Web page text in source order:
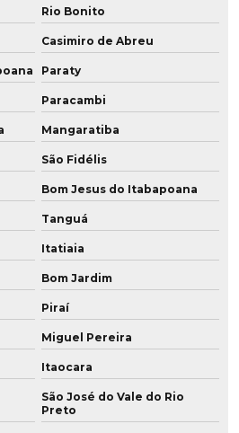
brasil
sp
para empilhadeira
poliuretano
poliuretano
pu
poliuretano
aditivado
Rio Bonito
Casimiro de Abreu
Paraty
Paracambi
Mangaratiba
São Fidélis
Bom Jesus do Itabapoana
Tanguá
Itatiaia
Bom Jardim
Piraí
Miguel Pereira
Itaocara
São José do Vale do Rio
Preto